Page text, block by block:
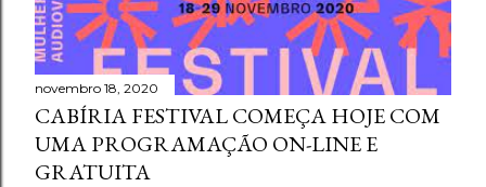
novembro 18, 2020
CABÍRIA FESTIVAL COMEÇA HOJE COM
UMA PROGRAMAÇÃO ON-LINE E
GRATUITA